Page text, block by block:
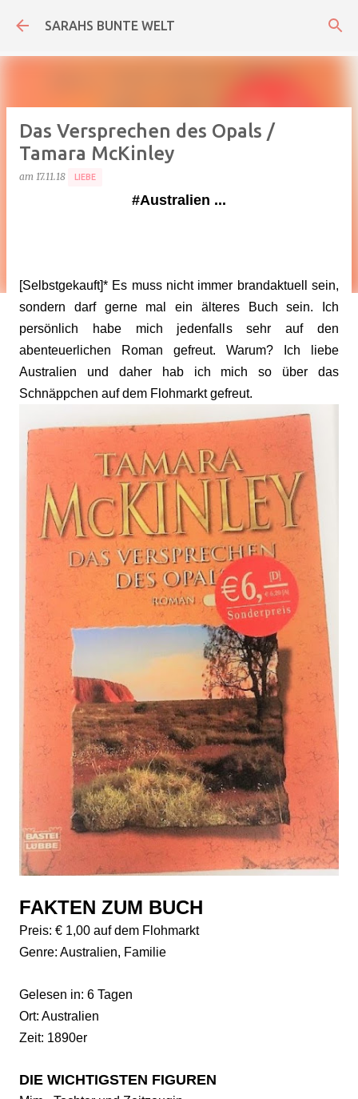
Direkt zum Hauptbereich
SARAHS BUNTE WELT
Das Versprechen des Opals /
Tamara McKinley
am 17.11.18 LIEBE
#Australien ...
[Selbstgekauft]* Es muss nicht immer brandaktuell sein,
sondern darf gerne mal ein älteres Buch sein. Ich
persönlich habe mich jedenfalls sehr auf den
abenteuerlichen Roman gefreut. Warum? Ich liebe
Australien und daher hab ich mich so über das
Schnäppchen auf dem Flohmarkt gefreut.
FAKTEN ZUM BUCH
Preis: € 1,00 auf dem Flohmarkt
Genre: Australien, Familie
Gelesen in: 6 Tagen
Ort: Australien
Zeit: 1890er
DIE WICHTIGSTEN FIGUREN